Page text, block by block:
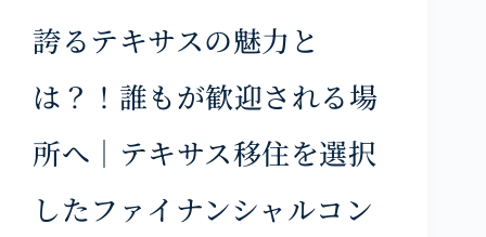
誇るテキサスの魅力と
は？！誰もが歓迎される場
所へ｜テキサス移住を選択
したファイナンシャルコン